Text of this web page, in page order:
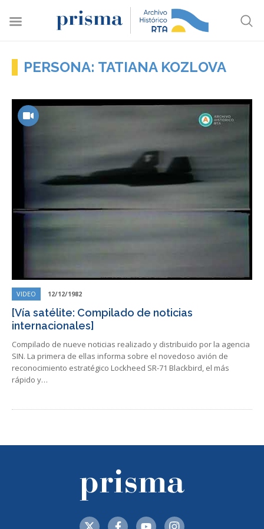
PERSONA: TATIANA KOZLOVA
VIDEO 12/12/1982
[Vía satélite: Compilado de noticias
internacionales]
Compilado de nueve noticias realizado y distribuido por la agencia
SIN. La primera de ellas informa sobre el novedoso avión de
reconocimiento estratégico Lockheed SR-71 Blackbird, el más
rápido y…